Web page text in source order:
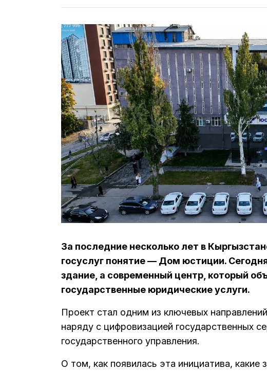
За последние несколько лет в
госуслуг понятие — Дом юстиции.
здание, а современный центр, который
государственные юридические услуги.
Проект стал одним из ключевых
наряду с цифровизацией государственных
государственного управления.
О том, как появилась эта инициатива,